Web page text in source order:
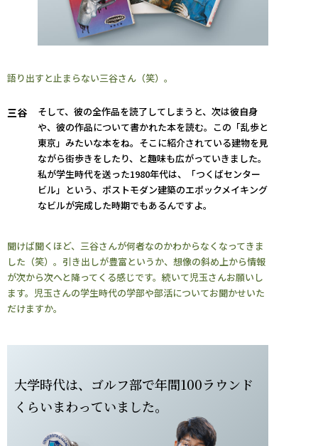
語り出すと止まらない三谷さん（笑）。
三谷
そして、彼の全作品を読了してしまうと、次は彼自身
や、彼の作品について書かれた本を読む。この「乱歩と
東京」みたいな本をね。そこに紹介されている建物を見
ながら街歩きをしたり、と趣味も広がっていきました。
私が学生時代を送った1980年代は、「つくばセンター
ビル」という、ポストモダン建築のエポックメイキング
なビルが完成した時期でもあるんですよ。
聞けば聞くほど、三谷さんが何者なのかわからなくなってきま
した（笑）。引き出しが豊富というか、想像の斜め上から情報
が次から次へと降ってくる感じです。続いて児玉さんお願いし
ます。児玉さんの学生時代の学部や部活についてお聞かせいた
だけますか。
大学時代は、ゴルフ部で年間100ラウンド
くらいまわっていました。